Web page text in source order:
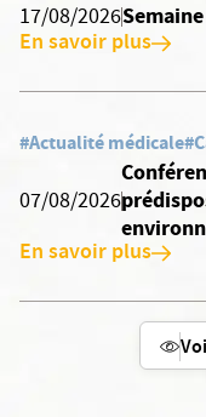
17/08/2026
En savoir plus
#Actualité médicale
07/08/2026
En savoir plus